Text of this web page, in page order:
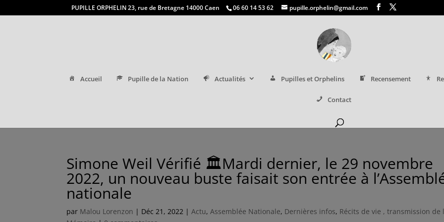
PUPILLE ORPHELIN 23, rue de Bretagne 14000 Caen 06 60 14 53 62 pupille.orphelin@gmail.com
Accueil Pupille de la Nation Actualités Pupilles et Orphelins Recensement
Contact
Simone Weil Vérifié 🏛Mardi dernier, le 29 novembre
2022, un nouveau buste faisait son entrée à
nationale
par Malou Lorenzon | Déc 21, 2022 |Actu,Assemblée Nationale, Dernières infos, Récits de vie , transmission de